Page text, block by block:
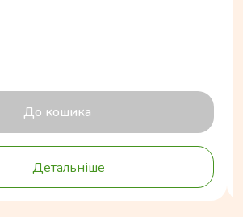
До кошика
Детальніше